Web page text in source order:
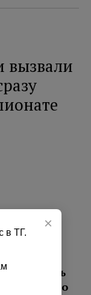
вызвали
контроль
Европы по
×
в ТГ.